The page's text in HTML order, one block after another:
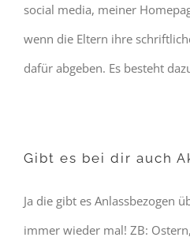
social media, meiner
wenn die Eltern ihre
dafür abgeben. Es besteht
Gibt es bei dir auch
Ja die gibt es Anlassbezogen
immer wieder mal! ZB: